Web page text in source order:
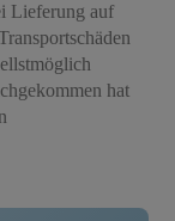
Lieferung auf
hat